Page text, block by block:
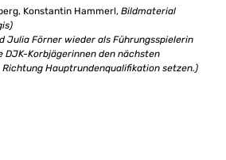
Konstantin Hammerl, Bildmaterial
Julia Förner wieder als Führungsspielerin
DJK-Korbjägerinnen den nächsten
Hauptrundenqualifikation setzen.)